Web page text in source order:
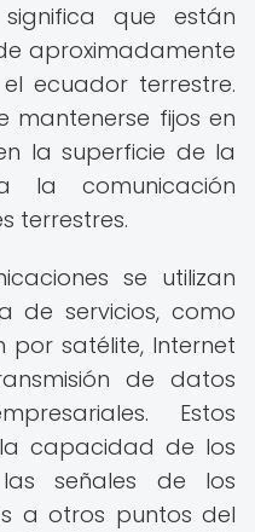
que están
aproximadamente
ecuador terrestre.
mantenerse fijos en
la superficie de la
la comunicación
terrestres.
se utilizan
de servicios, como
por satélite, Internet
de datos
Estos
capacidad de los
señales de los
a otros puntos del